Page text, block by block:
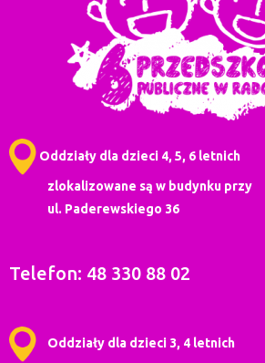
Oddziały dla dzieci 4, 5, 6 letnich
zlokalizowane są w budynku przy
ul. Paderewskiego 36
Telefon: 48 330 88 02
Oddziały dla dzieci 3, 4 letnich